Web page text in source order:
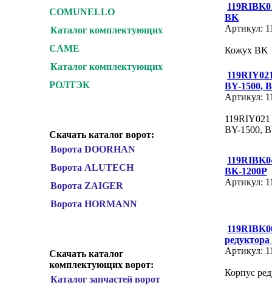
COMUNELLO
Каталог комплектующих
CAME
Каталог комплектующих
РОЛТЭК
Скачать каталог ворот:
Ворота DOORHAN
Ворота ALUTECH
Ворота ZAIGER
Ворота HORMANN
Скачать каталог
комплектующих ворот:
Каталог запчастей ворот
BK
Артикул:
Кожух BK
BY-1500,
Артикул:
119RIY021
BY-1500,
BK-1200P
Артикул:
Артикул:
Корпус